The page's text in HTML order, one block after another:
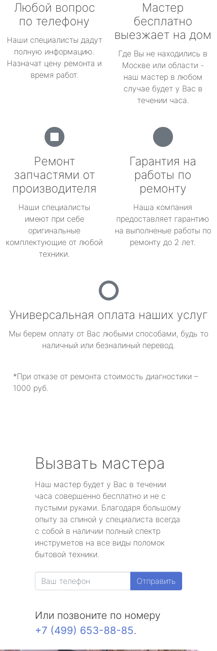
Любой вопрос
по телефону
Наши специалисты дадут
полную информацию.
Назначат цену ремонта и
время работ.
Мастер
бесплатно
выезжает на дом
Где Вы не находились в
Москве или области -
наш мастер в любом
случае будет у Вас в
течении часа.
Ремонт
запчастями от
производителя
Наши специалисты
имеют при себе
оригинальные
комплектующие от любой
техники.
Гарантия на
работы по
ремонту
Наша компания
предоставляет гарантию
на выполненые работы по
ремонту до 2 лет.
Универсальная оплата наших услуг
Мы берем оплату от Вас любыми способами, будь то
наличный или безналиный перевод.
*При отказе от ремонта стоимость диагностики –
1000 руб.
Вызвать мастера
Наш мастер будет у Вас в течении
часа совершенно бесплатно и не с
пустыми руками. Благодаря большому
опыту за спиной у специалиста всегда
с собой в наличии полный спектр
инструметов на все виды поломок
бытовой техники.
Отправить
Или позвоните по номеру
+7 (499) 653-88-85.